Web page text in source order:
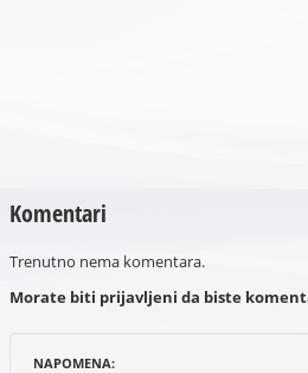
Komentari
Trenutno nema komentara.
Morate biti prijavljeni da biste
NAPOMENA: